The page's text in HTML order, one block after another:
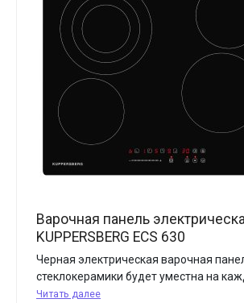
Варочная панель
KUPPERSBERG ECS 630
Черная электрическая варочная
стеклокерамики будет уместна на
Читать далее